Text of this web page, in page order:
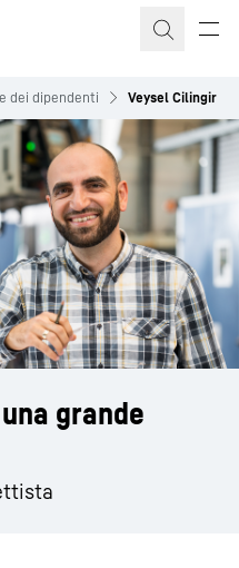
dei dipendenti Veysel Cilingir
grande